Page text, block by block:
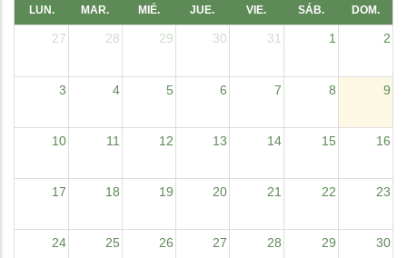
LUN. MAR. MIÉ. JUE. VIE. SÁB. DOM.
27 28 29 30 31 1 2
3 4 5 6 7 8 9
10 11 12 13 14 15 16
17 18 19 20 21 22 23
24 25 26 27 28 29 30